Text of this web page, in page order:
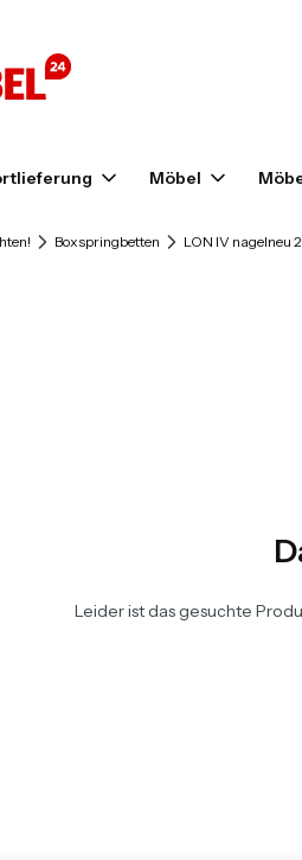
Möbel
Boxspringbetten LON IV nagelneu
Leider ist das gesuchte